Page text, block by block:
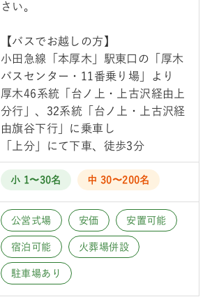
さい。
【バスでお越しの方】
小田急線「本厚木」駅東口の「厚木
バスセンター・11番乗り場」より
厚木46系統「台ノ上・上古沢経由上
分行」、32系統「台ノ上・上古沢経
由旗谷下行」に乗車し
「上分」にて下車、徒歩3分
小 1〜30名 中 30〜200名
公営式場 安価 安置可能
宿泊可能 火葬場併設
駐車場あり